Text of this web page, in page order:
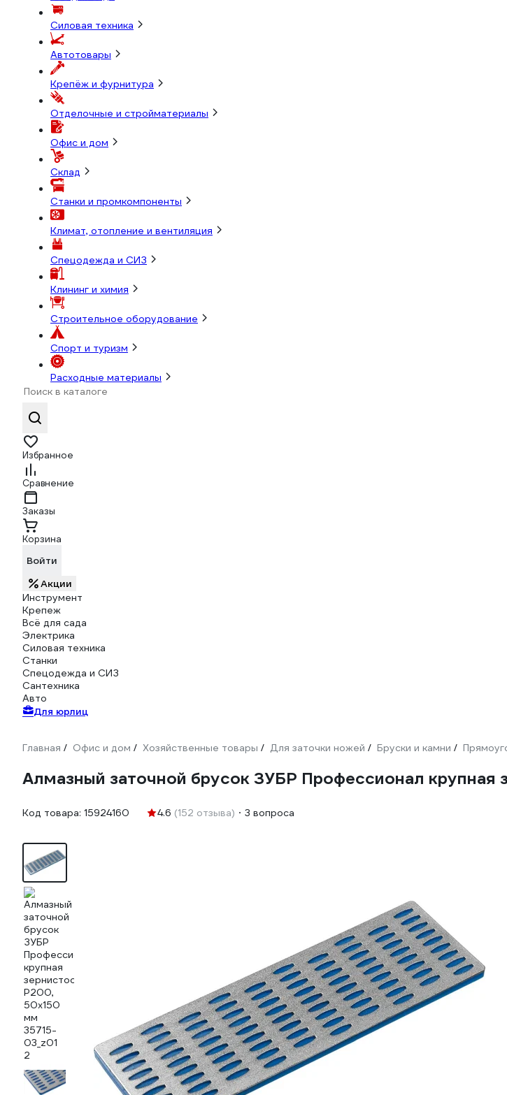
Силовая техника
Автотовары
Крепёж и фурнитура
Отделочные и стройматериалы
Офис и дом
Склад
Станки и промкомпоненты
Климат, отопление и вентиляция
Спецодежда и СИЗ
Клининг и химия
Строительное оборудование
Спорт и туризм
Расходные материалы
Избранное
Сравнение
Заказы
Корзина
Войти
Акции
Инструмент
Крепеж
Всё для сада
Электрика
Силовая техника
Станки
Спецодежда и СИЗ
Сантехника
Авто
Для юрлиц
Главная / Офис и дом / Хозяйственные товары / Для заточки ножей / Бруски и камни /
Алмазный заточной брусок ЗУБР Профессионал крупная
Код товара: 15924160 4.6 (152 отзыва) 3 вопроса